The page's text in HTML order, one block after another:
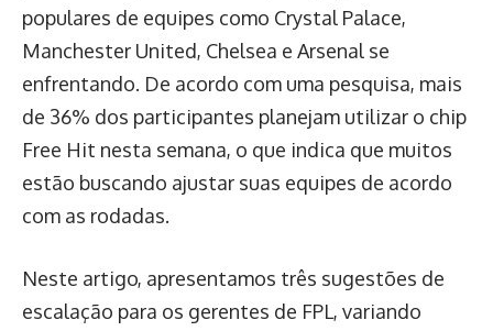
populares de equipes como Crystal Palace,
Manchester United, Chelsea e Arsenal se
enfrentando. De acordo com uma pesquisa, mais
de 36% dos participantes planejam utilizar o chip
Free Hit nesta semana, o que indica que muitos
estão buscando ajustar suas equipes de acordo
com as rodadas.
Neste artigo, apresentamos três sugestões de
escalação para os gerentes de FPL, variando